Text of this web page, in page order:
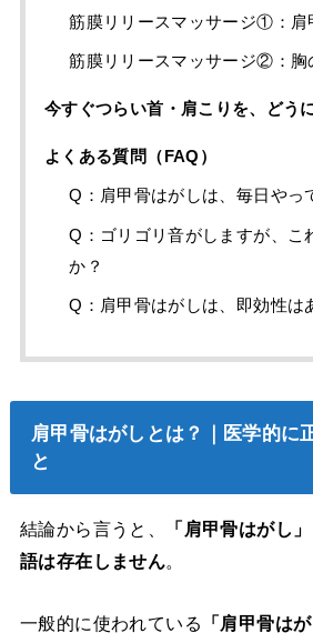
筋膜リリースマッサージ①：肩
筋膜リリースマッサージ②：胸
今すぐつらい首・肩こりを、どう
よくある質問（FAQ）
Q：肩甲骨はがしは、毎日やっ
Q：ゴリゴリ音がしますが、こ
か？
Q：肩甲骨はがしは、即効性は
肩甲骨はがしとは？｜医学的に
と
結論から言うと、
「肩甲骨はがし
語は存在しません。
一般的に使われている 「肩甲骨はが